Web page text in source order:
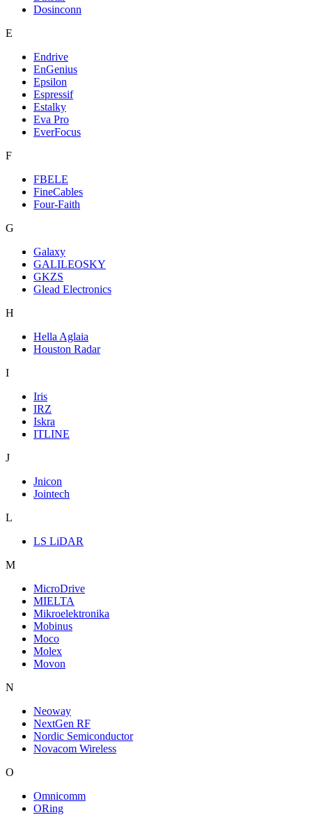
Dosinconn
E
Endrive
EnGenius
Epsilon
Espressif
Estalky
Eva Pro
EverFocus
F
FBELE
FineCables
Four-Faith
G
Galaxy
GALILEOSKY
GKZS
Glead Electronics
H
Hella Aglaia
Houston Radar
I
Iris
IRZ
Iskra
ITLINE
J
Jnicon
Jointech
L
LS LiDAR
M
MicroDrive
MIELTA
Mikroelektronika
Mobinus
Moco
Molex
Movon
N
Neoway
NextGen RF
Nordic Semiconductor
Novacom Wireless
O
Omnicomm
ORing